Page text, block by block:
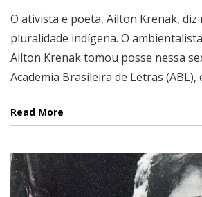
O ativista e poeta, Ailton Krenak,
pluralidade indígena. O
Ailton Krenak tomou posse nessa
Academia Brasileira de Letras (ABL),
Read More